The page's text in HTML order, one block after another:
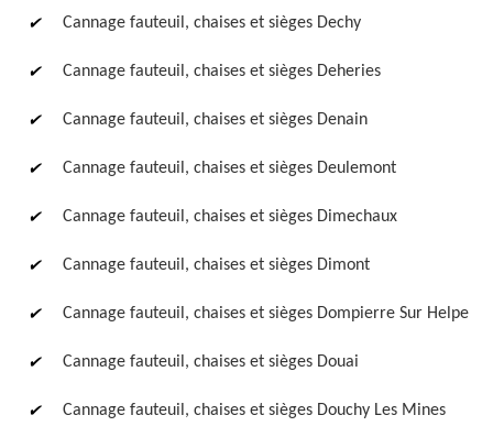
Cannage fauteuil, chaises et sièges Dechy
Cannage fauteuil, chaises et sièges Deheries
Cannage fauteuil, chaises et sièges Denain
Cannage fauteuil, chaises et sièges Deulemont
Cannage fauteuil, chaises et sièges Dimechaux
Cannage fauteuil, chaises et sièges Dimont
Cannage fauteuil, chaises et sièges Dompierre Sur Helpe
Cannage fauteuil, chaises et sièges Douai
Cannage fauteuil, chaises et sièges Douchy Les Mines